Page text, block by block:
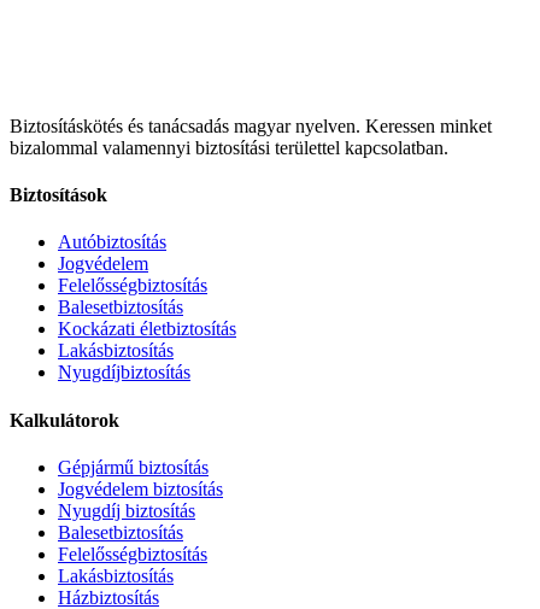
Biztosításkötés és tanácsadás magyar nyelven. Keressen minket
bizalommal valamennyi biztosítási területtel kapcsolatban.
Biztosítások
Autóbiztosítás
Jogvédelem
Felelősségbiztosítás
Balesetbiztosítás
Kockázati életbiztosítás
Lakásbiztosítás
Nyugdíjbiztosítás
Kalkulátorok
Gépjármű biztosítás
Jogvédelem biztosítás
Nyugdíj biztosítás
Balesetbiztosítás
Felelősségbiztosítás
Lakásbiztosítás
Házbiztosítás